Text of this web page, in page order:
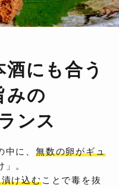
にも合う
みの
ンス
中に、無数の卵がギュ
」。
け込むことで毒を抜